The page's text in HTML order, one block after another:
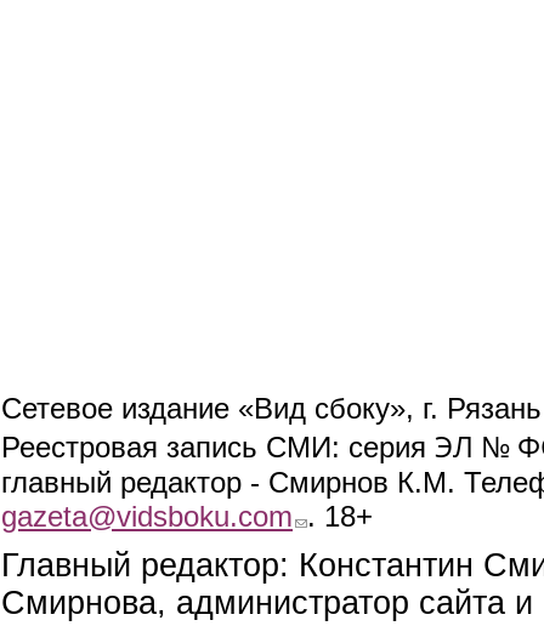
Сетевое издание «Вид сбоку», г.
Реестровая запись СМИ: серия ЭЛ №
главный редактор - Смирнов К.М.
gazeta@vidsboku.com (link sends e-mail)
. 18+
Главный редактор: Константин
Смирнова, администратор сайта